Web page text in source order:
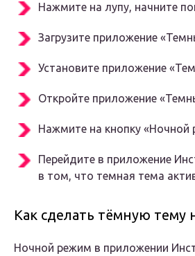
Нажмите на лупу, начните
Загрузите приложение
Установите приложение
Откройте приложение
Нажмите на кнопку «Ночной
Перейдите в приложение
в том, что темная тема
Как сделать тёмную тему
Ночной режим в приложении